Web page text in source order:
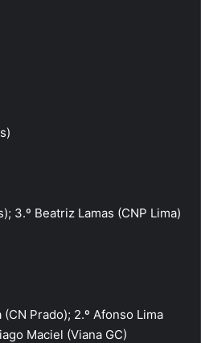
3.º Beatriz Lamas (CNP Lima)
Prado); 2.º Afonso Lima
Maciel (Viana GC)